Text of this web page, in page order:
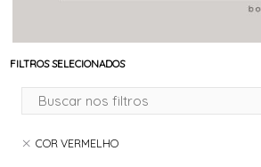
FILTROS SELECIONADOS
COR VERMELHO